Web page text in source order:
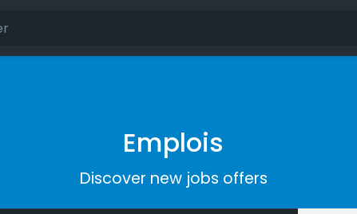
Emplois
Discover new jobs offers